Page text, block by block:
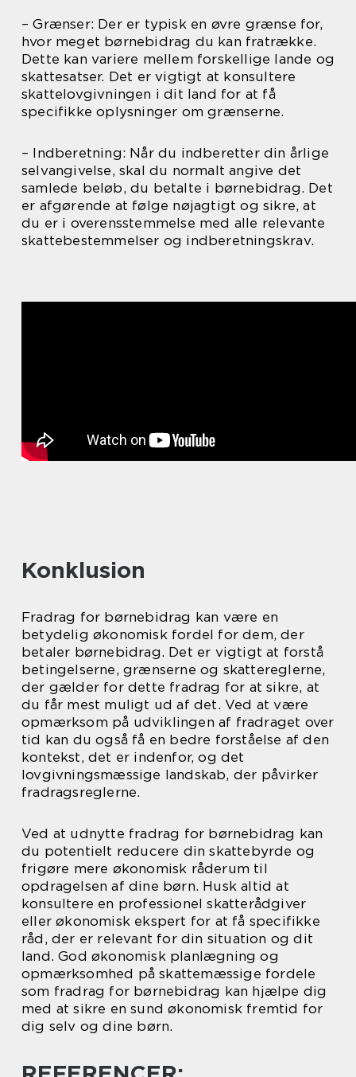
– Grænser: Der er typisk en øvre grænse for,
hvor meget børnebidrag du kan fratrække.
Dette kan variere mellem forskellige lande og
skattesatser. Det er vigtigt at konsultere
skattelovgivningen i dit land for at få
specifikke oplysninger om grænserne.
– Indberetning: Når du indberetter din årlige
selvangivelse, skal du normalt angive det
samlede beløb, du betalte i børnebidrag. Det
er afgørende at følge nøjagtigt og sikre, at
du er i overensstemmelse med alle relevante
skattebestemmelser og indberetningskrav.
Konklusion
Fradrag for børnebidrag kan være en
betydelig økonomisk fordel for dem, der
betaler børnebidrag. Det er vigtigt at forstå
betingelserne, grænserne og skattereglerne,
der gælder for dette fradrag for at sikre, at
du får mest muligt ud af det. Ved at være
opmærksom på udviklingen af fradraget over
tid kan du også få en bedre forståelse af den
kontekst, det er indenfor, og det
lovgivningsmæssige landskab, der påvirker
fradragsreglerne.
Ved at udnytte fradrag for børnebidrag kan
du potentielt reducere din skattebyrde og
frigøre mere økonomisk råderum til
opdragelsen af dine børn. Husk altid at
konsultere en professionel skatterådgiver
eller økonomisk ekspert for at få specifikke
råd, der er relevant for din situation og dit
land. God økonomisk planlægning og
opmærksomhed på skattemæssige fordele
som fradrag for børnebidrag kan hjælpe dig
med at sikre en sund økonomisk fremtid for
dig selv og dine børn.